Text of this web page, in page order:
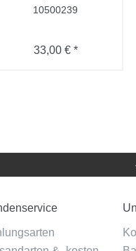
10500239
33,00 € *